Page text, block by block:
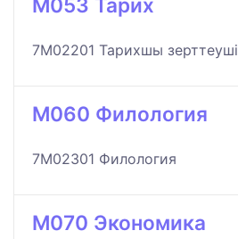
M053 Тарих
7M02201 Тарихшы зерттеуші
M060 Филология
7M02301 Филология
M070 Экономика